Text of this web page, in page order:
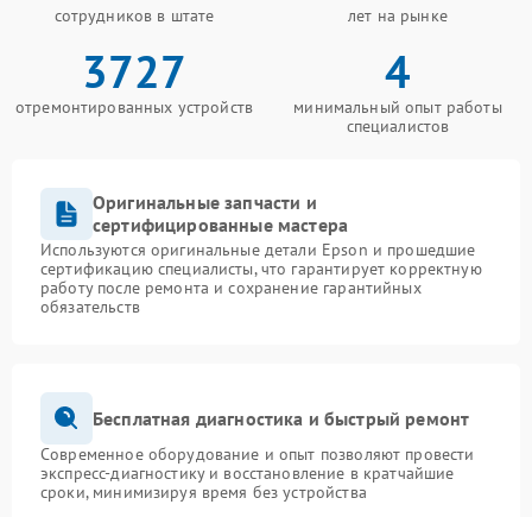
сотрудников в штате лет на рынке
3727
отремонтированных устройств
4
минимальный опыт работы
специалистов
Оригинальные запчасти и
сертифицированные мастера
Используются оригинальные детали Epson и прошедшие
сертификацию специалисты, что гарантирует корректную
работу после ремонта и сохранение гарантийных
обязательств
Бесплатная диагностика и быстрый ремонт
Современное оборудование и опыт позволяют провести
экспресс-диагностику и восстановление в кратчайшие
сроки, минимизируя время без устройства